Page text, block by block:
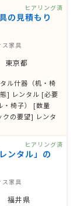
の見積もり
ス家具
東京都
ル什器（机・椅
] レンタル [必要
・椅子） [数量
の要望] レンタ
ヒアリング済
ンタル」の
ス家具
福井県
ヒアリング済